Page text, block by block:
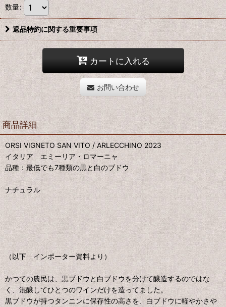
数量:
返品特約に関する重要事項
カートに入れる
お問い合わせ
商品詳細
ORSI VIGNETO SAN VITO / ARLECCHINO 2023
イタリア エミーリア・ロマーニャ
品種：最低でも7種類の黒と白のブドウ
ナチュラル
（以下 インポーター資料より）
かつての農民は、黒ブドウと白ブドウを分けて醸造するのではな
く、混醸してひとつのワインだけを造ってました。
黒ブドウが持つタンニンに保存性の高さを、白ブドウに軽やかさや